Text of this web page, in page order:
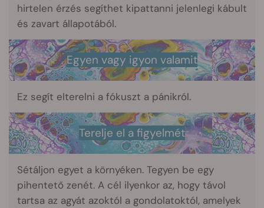
hirtelen érzés segíthet kipattanni jelenlegi kábult
és zavart állapotából.
Egyen vagy igyon valamit
Ez segít elterelni a fókuszt a pánikról.
Terelje el a figyelmét
Sétáljon egyet a környéken. Tegyen be egy
pihentető zenét. A cél ilyenkor az, hogy távol
tartsa az agyát azoktól a gondolatoktól, amelyek